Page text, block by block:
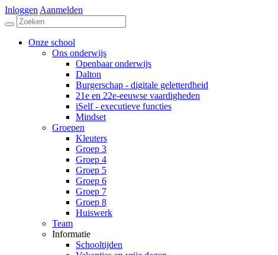
Inloggen Aanmelden
Onze school
Ons onderwijs
Openbaar onderwijs
Dalton
Burgerschap - digitale geletterdheid
21e en 22e-eeuwse vaardigheden
iSelf - executieve functies
Mindset
Groepen
Kleuters
Groep 3
Groep 4
Groep 5
Groep 6
Groep 7
Groep 8
Huiswerk
Team
Informatie
Schooltijden